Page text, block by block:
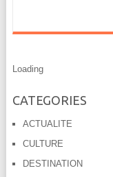
Loading
CATEGORIES
ACTUALITE
CULTURE
DESTINATION